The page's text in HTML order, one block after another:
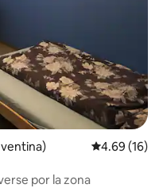
Calificación
4.69 (16)
por la zona